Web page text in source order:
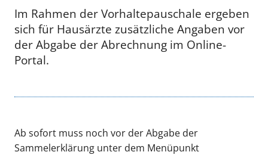
Im Rahmen der Vorhaltepauschale ergeben
sich für Hausärzte zusätzliche Angaben vor
der Abgabe der Abrechnung im Online-
Portal.
Ab sofort muss noch vor der Abgabe der
Sammelerklärung unter dem Menüpunkt